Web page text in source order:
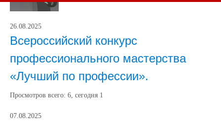
26.08.2025
Всероссийский конкурс
профессионального мастерства
«Лучший по профессии».
Просмотров всего: 6, сегодня 1
07.08.2025